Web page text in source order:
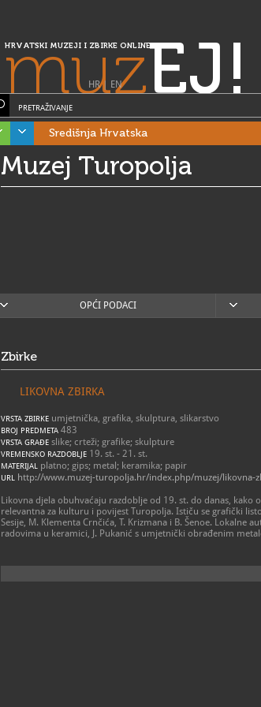
HRVATSKI MUZEJI I ZBIRKE ONLINE
muzEJ!
HR| EN
PRETRAŽIVANJE
Središnja Hrvatska
Muzej Turopolja
OPĆI PODACI
Zbirke
LIKOVNA ZBIRKA
VRSTA ZBIRKE umjetnička, grafika, skulptura, slikarstvo
BROJ PREDMETA 483
VRSTA GRAĐE slike; crteži; grafike; skulpture
VREMENSKO RAZDOBLJE 19. st. - 21. st.
MATERIJAL platno; gips; metal; keramika; papir
URL http://www.muzej-turopolja.hr/index.php/muzej/likovna-
Likovna djela obuhvaćaju razdoblje od 19. st. do danas,
relevantna za kulturu i povijest Turopolja. Ističu se grafički
Sesije, M. Klementa Crnčića, T. Krizmana i B. Šenoe. Lokalne
radovima u keramici, J. Pukanić s umjetnički obrađenim